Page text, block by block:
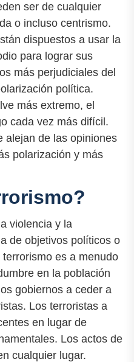
ser de cualquier
o incluso centrismo.
dispuestos a usar la
para lograr sus
más perjudiciales del
política.
más extremo, el
cada vez más difícil.
alejan de las opiniones
polarización y más
violencia y la
de objetivos políticos o
es a menudo
en la población
gobiernos a ceder a
Los terroristas a
en lugar de
Los actos de
cualquier lugar.